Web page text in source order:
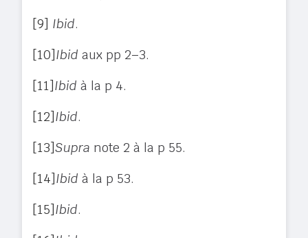
[9] Ibid.
[10]Ibidaux pp 2–3.
[11]Ibidà la p 4.
[12]Ibid.
[13]Supra note 2 à la p 55.
[14]Ibidà la p 53.
[15]Ibid.